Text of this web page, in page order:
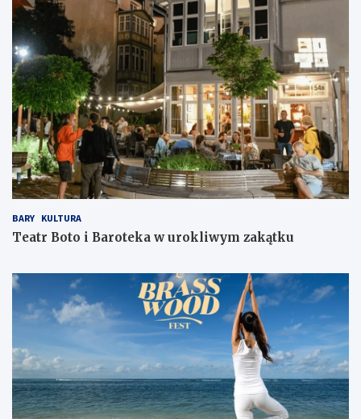
BARY KULTURA
Teatr Boto i Baroteka w urokliwym zakątku